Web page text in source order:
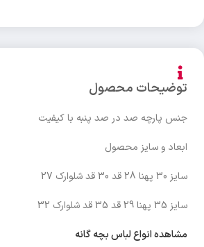
توضیحات محصول
جنس پارچه صد در صد پنبه با کیفیت
ابعاد و سایز محصول
سایز 30 پهنا 28 قد 30 قد شلوارک 27
سایز 35 پهنا 29 قد 35 قد شلوارک 32
مشاهده انواع لباس بچه گانه